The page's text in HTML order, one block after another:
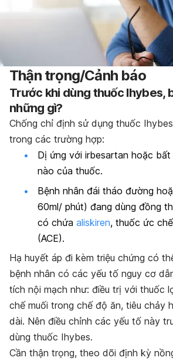
Thận trọng/Cảnh báo
Trước khi dùng thuốc Ihybes,
những gì?
Chống chỉ định sử dụng thuốc
trong các trường hợp:
Dị ứng với irbesartan hoặc
nào của thuốc.
Bệnh nhân đái tháo đường
60ml/ phút) đang dùng đồng
có chứa aliskiren, thuốc ức
(ACE).
Hạ huyết áp đi kèm triệu chứng có
bệnh nhân có các yếu tố nguy cơ
tích nội mạch như: điều trị với thuốc
chế muối trong chế độ ăn, tiêu chảy
dài. Nên điều chỉnh các yếu tố này
dùng thuốc Ihybes.
Cần thận trọng, theo dõi định kỳ